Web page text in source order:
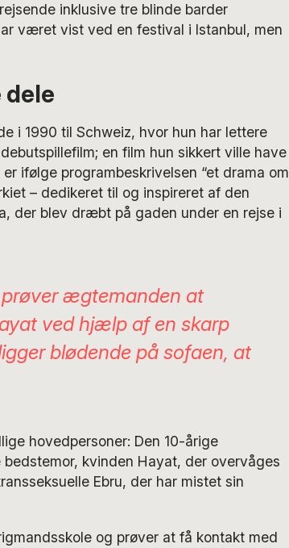
inklusive tre blinde barder
været vist ved en festival i Istanbul, men
dele
i 1990 til Schweiz, hvor hun har lettere
en film hun sikkert ville have
ifølge programbeskrivelsen “et drama om
– dedikeret til og inspireret af den
der blev dræbt på gaden under en rejse i
ægtemanden at
ved hjælp af en skarp
blødende på sofaen, at
hovedpersoner: Den 10-årige
kvinden Hayat, der overvåges
Ebru, der har mistet sin
og prøver at få kontakt med